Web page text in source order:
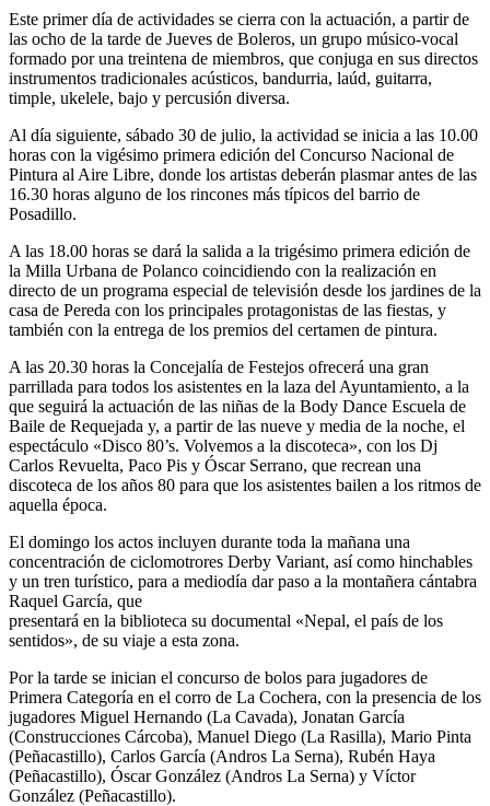
Este primer día de actividades se cierra con la actuación, a partir de
las ocho de la tarde de Jueves de Boleros, un grupo músico-vocal
formado por una treintena de miembros, que conjuga en sus directos
instrumentos tradicionales acústicos, bandurria, laúd, guitarra,
timple, ukelele, bajo y percusión diversa.
Al día siguiente, sábado 30 de julio, la actividad se inicia a las 10.00
horas con la vigésimo primera edición del Concurso Nacional de
Pintura al Aire Libre, donde los artistas deberán plasmar antes de las
16.30 horas alguno de los rincones más típicos del barrio de
Posadillo.
A las 18.00 horas se dará la salida a la trigésimo primera edición de
la Milla Urbana de Polanco coincidiendo con la realización en
directo de un programa especial de televisión desde los jardines de la
casa de Pereda con los principales protagonistas de las fiestas, y
también con la entrega de los premios del certamen de pintura.
A las 20.30 horas la Concejalía de Festejos ofrecerá una gran
parrillada para todos los asistentes en la laza del Ayuntamiento, a la
que seguirá la actuación de las niñas de la Body Dance Escuela de
Baile de Requejada y, a partir de las nueve y media de la noche, el
espectáculo «Disco 80’s. Volvemos a la discoteca», con los Dj
Carlos Revuelta, Paco Pis y Óscar Serrano, que recrean una
discoteca de los años 80 para que los asistentes bailen a los ritmos de
aquella época.
El domingo los actos incluyen durante toda la mañana una
concentración de ciclomotrores Derby Variant, así como hinchables
y un tren turístico, para a mediodía dar paso a la montañera cántabra
Raquel García, que
presentará en la biblioteca su documental «Nepal, el país de los
sentidos», de su viaje a esta zona.
Por la tarde se inician el concurso de bolos para jugadores de
Primera Categoría en el corro de La Cochera, con la presencia de los
jugadores Miguel Hernando (La Cavada), Jonatan García
(Construcciones Cárcoba), Manuel Diego (La Rasilla), Mario Pinta
(Peñacastillo), Carlos García (Andros La Serna), Rubén Haya
(Peñacastillo), Óscar González (Andros La Serna) y Víctor
González (Peñacastillo).